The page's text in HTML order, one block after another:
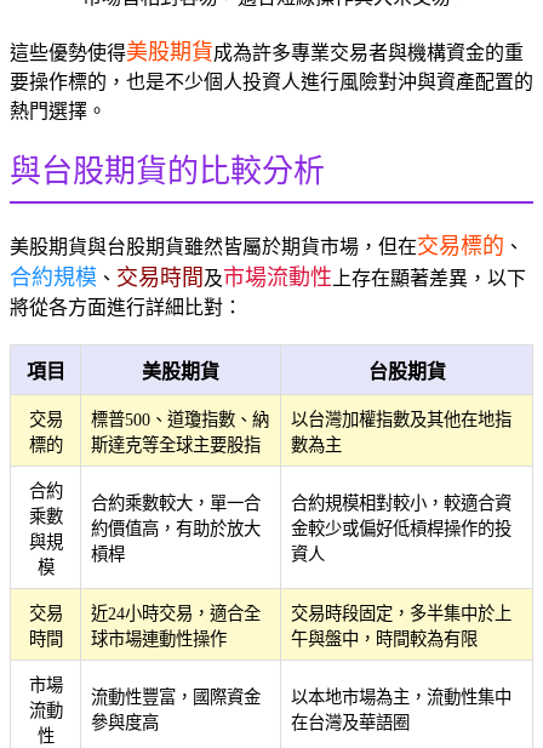
這些優勢使得美股期貨成為許多專業交易者與機構資金的重
要操作標的，也是不少個人投資人進行風險對沖與資產配置的
熱門選擇。
與台股期貨的比較分析
美股期貨與台股期貨雖然皆屬於期貨市場，但在交易標的 、
合約規模 、 交易時間及市場流動性上存在顯著差異，以下
將從各方面進行詳細比對：
項目 美股期貨 台股期貨
交易
標的
標普500、道瓊指數、納
斯達克等全球主要股指
以台灣加權指數及其他在地指
數為主
合約
乘數
與規
模
合約乘數較大，單一合
約價值高，有助於放大
槓桿
合約規模相對較小，較適合資
金較少或偏好低槓桿操作的投
資人
交易
時間
近24小時交易，適合全
球市場連動性操作
交易時段固定，多半集中於上
午與盤中，時間較為有限
市場
流動
性
流動性豐富，國際資金
參與度高
以本地市場為主，流動性集中
在台灣及華語圈